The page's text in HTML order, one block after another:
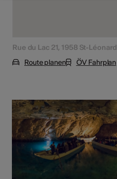
Rue du Lac 21, 1958 St-Léonard
Route planen
ÖV Fahrplan